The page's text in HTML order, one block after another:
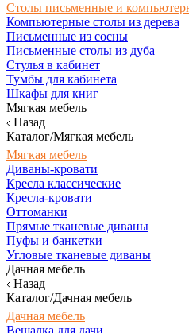
Столы письменные и
Компьютерные столы из дерева
Письменные из сосны
Письменные столы из дуба
Стулья в кабинет
Тумбы для кабинета
Шкафы для книг
Мягкая мебель
Назад
Каталог/Мягкая мебель
Мягкая мебель
Диваны-кровати
Кресла классические
Кресла-кровати
Оттоманки
Прямые тканевые диваны
Пуфы и банкетки
Угловые тканевые диваны
Дачная мебель
Назад
Каталог/Дачная мебель
Дачная мебель
Вешалка для дачи